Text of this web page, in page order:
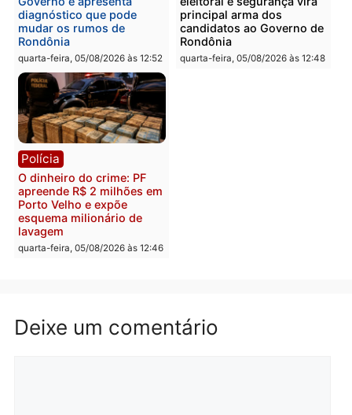
quinta-feira, 06/08/2026 às 09:02 Itapuã
quinta-feira, 06/08/2026 às
Polícia
Homem é preso após
furtar peça de picanha e
reagir a seguranças em
supermercado
quinta-feira, 06/08/2026 às 08:56